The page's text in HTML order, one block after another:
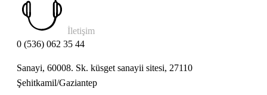
İletişim
0 (536) 062 35 44
Sanayi, 60008. Sk. küsget sanayii sitesi, 27110
Şehitkamil/Gaziantep